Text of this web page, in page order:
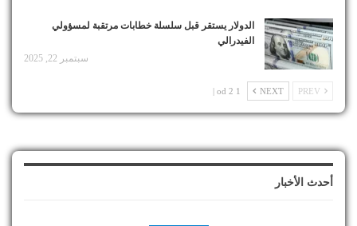
الدولار يستقر قبل سلسلة خطابات مرتقبة لمسؤولي
الفيدرالي
سبتمبر 22, 2025
NEXT
1 od 2 |
أحدث الأخبار